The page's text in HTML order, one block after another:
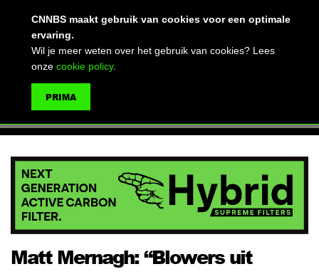
Matt Mernagh: “Blowers uit
CNNBS maakt gebruik van cookies voor een optimale
ervaring.
Wil je meer weten over het gebruik van cookies? Lees
onze cookie policy.
PRIMA